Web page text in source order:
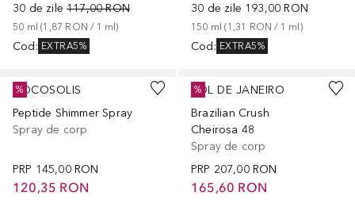
30 de zile 117,00 RON
50 ml (1,87 RON / 1 ml)
Cod : EXTRA5%
30 de zile 193,00 RON
150 ml (1,31 RON / 1 ml)
Cod : EXTRA5%
COCOSOLIS
Peptide Shimmer Spray
Spray de corp
PRP 145,00 RON
120,35 RON
%
SOL DE JANEIRO
Brazilian Crush
Cheirosa 48
Spray de corp
PRP 207,00 RON
165,60 RON
%